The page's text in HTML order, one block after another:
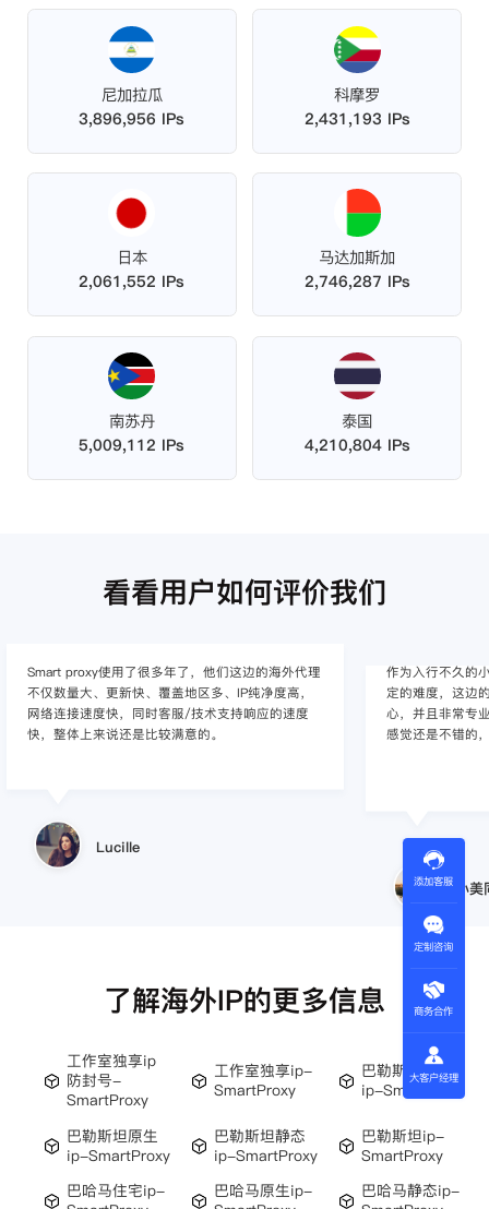
尼加拉瓜
3,896,956 IPs
科摩罗
2,431,193 IPs
日本
2,061,552 IPs
马达加斯加
2,746,287 IPs
南苏丹
5,009,112 IPs
泰国
4,210,804 IPs
看看用户如何评价我们
作为入行不久的小白，上手使用Smart proxy会有一
定的难度，这边的客服人员/技术支持人员非常有耐
心，并且非常专业，很快就上手了，使用体验整体
感觉还是不错的，非常推荐身边的同行使用。
小美同学
作为一家跨境电
上面经营着多个
着强烈的需求，
商，不是断网就
王伟
了解海外IP的更多信息
工作室独享ip
防封号-
SmartProxy
工作室独享ip-
SmartProxy
巴勒斯坦住宅
ip-SmartProxy
巴勒斯坦原生
ip-SmartProxy
巴勒斯坦静态
ip-SmartProxy
巴勒斯坦ip-
SmartProxy
巴哈马住宅ip-
巴哈马原生ip-
巴哈马静态ip-
添加客服
定制咨询
商务合作
大客户经理